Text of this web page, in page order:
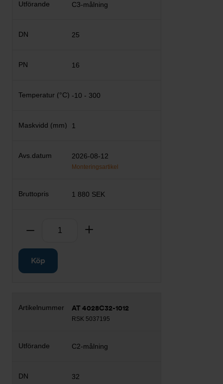
C3-målning
25
16
-10 - 300
1
2026-08-12
Monteringsartikel
1 880 SEK
Ta bort
Köp
AT 4028C32-1012
RSK 5037195
C2-målning
32